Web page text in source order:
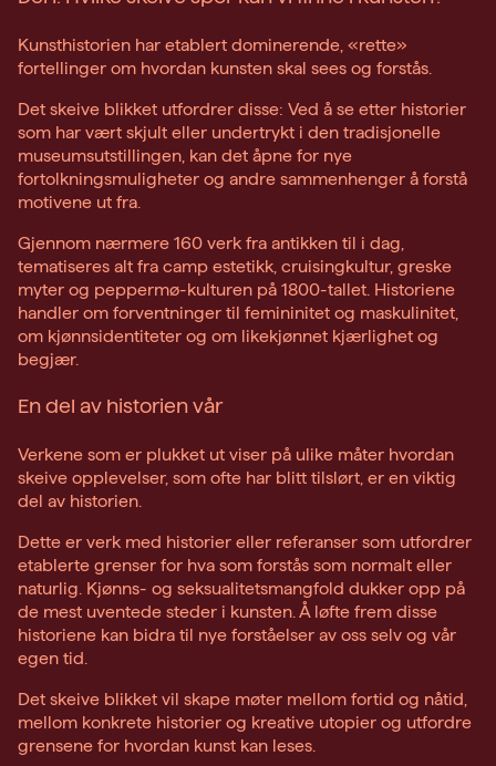
Kunsthistorien har etablert dominerende, «rette»
fortellinger om hvordan kunsten skal sees og forstås.
Det skeive blikket utfordrer disse: Ved å se etter historier
som har vært skjult eller undertrykt i den tradisjonelle
museumsutstillingen, kan det åpne for nye
fortolkningsmuligheter og andre sammenhenger å forstå
motivene ut fra.
Gjennom nærmere 160 verk fra antikken til i dag,
tematiseres alt fra camp estetikk, cruisingkultur, greske
myter og peppermø-kulturen på 1800-tallet. Historiene
handler om forventninger til femininitet og maskulinitet,
om kjønnsidentiteter og om likekjønnet kjærlighet og
begjær.
En del av historien vår
Verkene som er plukket ut viser på ulike måter hvordan
skeive opplevelser, som ofte har blitt tilslørt, er en viktig
del av historien.
Dette er verk med historier eller referanser som utfordrer
etablerte grenser for hva som forstås som normalt eller
naturlig. Kjønns- og seksualitetsmangfold dukker opp på
de mest uventede steder i kunsten. Å løfte frem disse
historiene kan bidra til nye forståelser av oss selv og vår
egen tid.
Det skeive blikket vil skape møter mellom fortid og nåtid,
mellom konkrete historier og kreative utopier og utfordre
grensene for hvordan kunst kan leses.